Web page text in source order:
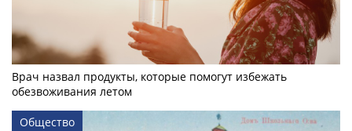
Врач назвал продукты, которые помогут избежать
обезвоживания летом
Общество